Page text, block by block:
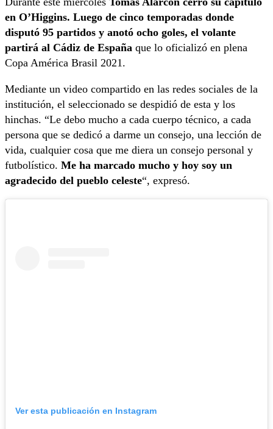
en O’Higgins. Luego de cinco temporadas donde
disputó 95 partidos y anotó ocho goles, el volante
partirá al Cádiz de España que lo oficializó en plena
Copa América Brasil 2021.
Mediante un video compartido en las redes sociales de la
institución, el seleccionado se despidió de esta y los
hinchas. “Le debo mucho a cada cuerpo técnico, a cada
persona que se dedicó a darme un consejo, una lección de
vida, cualquier cosa que me diera un consejo personal y
futbolístico. Me ha marcado mucho y hoy soy un
agradecido del pueblo celeste“, expresó.
Ver esta publicación en Instagram